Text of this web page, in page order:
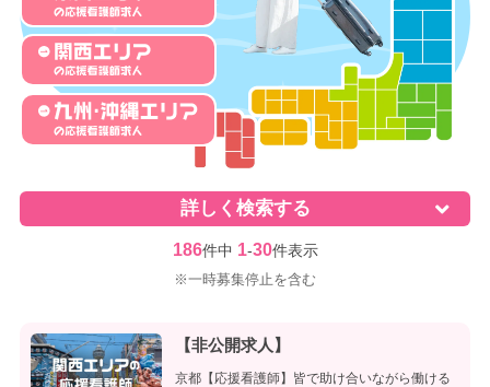
詳しく検索する
186件中 1-30件表示
※一時募集停止を含む
【非公開求人】
京都【応援看護師】皆で助け合いながら働ける